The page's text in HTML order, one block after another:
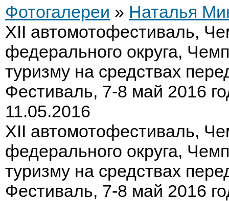
Фотогалереи » Наталья
XII автомотофестиваль,
федерального округа,
туризму на средствах
Фестиваль, 7-8 май 2016
11.05.2016
XII автомотофестиваль,
федерального округа,
туризму на средствах
Фестиваль, 7-8 май 2016